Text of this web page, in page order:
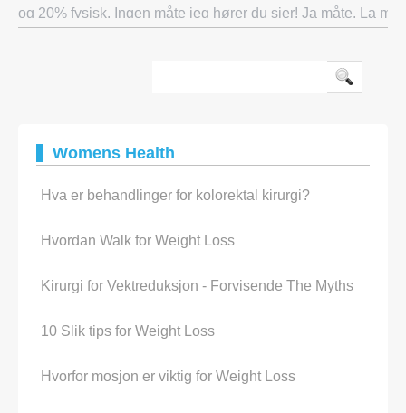
og 20% ​​fysisk. Ingen måte jeg hører du sier! Ja måte. La
Womens Health
Hva er behandlinger for kolorektal kirurgi?
Hvordan Walk for Weight Loss
Kirurgi for Vektreduksjon - Forvisende The Myths
10 Slik tips for Weight Loss
Hvorfor mosjon er viktig for Weight Loss